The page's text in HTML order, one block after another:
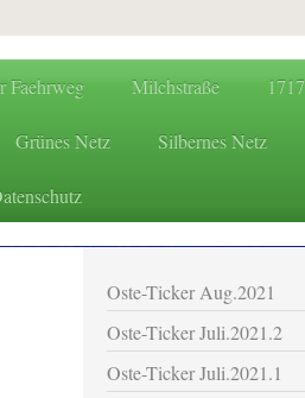
Faehrweg Milchstraße 1717
Grünes Netz Silbernes Netz
Oste-Ticker Aug.2021
Oste-Ticker Juli.2021.2
Oste-Ticker Juli.2021.1